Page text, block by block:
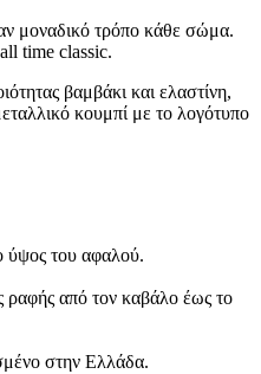
μοναδικό τρόπο κάθε σώμα.
time classic.
βαμβάκι και ελαστίνη,
κουμπί με το λογότυπο
του αφαλού.
ραφής από τον καβάλο έως το
στην Ελλάδα.